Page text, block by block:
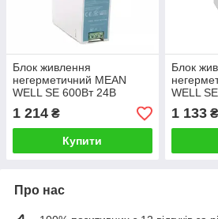
Блок живлення
негерметичний MEAN
WELL SE 600Вт 24В
1 214 ₴
Купити
Блок
WELL
1 133₴
Про нас